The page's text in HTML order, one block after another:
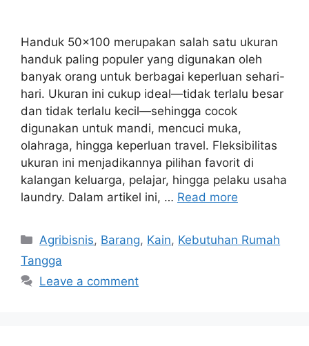
Handuk 50×100 merupakan salah satu ukuran
handuk paling populer yang digunakan oleh
banyak orang untuk berbagai keperluan sehari-
hari. Ukuran ini cukup ideal—tidak terlalu besar
dan tidak terlalu kecil—sehingga cocok
digunakan untuk mandi, mencuci muka,
olahraga, hingga keperluan travel. Fleksibilitas
ukuran ini menjadikannya pilihan favorit di
kalangan keluarga, pelajar, hingga pelaku usaha
laundry. Dalam artikel ini, … Read more
Categories
Agribisnis, Barang, Kain, Kebutuhan Rumah
Tangga
Leave a comment